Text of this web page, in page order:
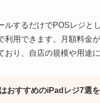
ルするだけでPOSレジと
利用できます。月額料金
おり、自店の規模や用途
おすすめのiPadレジ7選